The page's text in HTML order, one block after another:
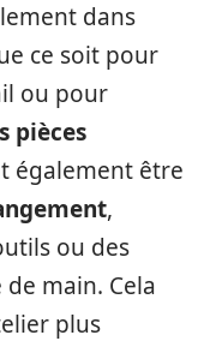
dans
ce soit pour
ou pour
pièces
également être
,
ou des
main. Cela
plus